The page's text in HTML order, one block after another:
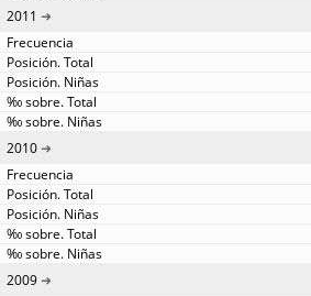
2011
2010
2009